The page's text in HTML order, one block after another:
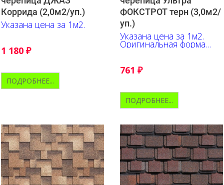
Коррида (2,0м2/уп.)
Указана цена за 1м2.
1 180 ₽
ПОДРОБНЕЕ...
ФОКСТРОТ терн (3,0м2/
уп.)
Указана цена за 1м2.
Оригинальная форма
оттенков, их переливы и
контрастные акценты.
761 ₽
ПОДРОБНЕЕ...